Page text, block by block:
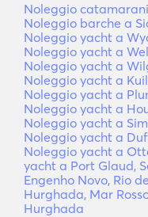
Noleggio
Noleggio barche a
Noleggio yacht a
Noleggio yacht a
Noleggio yacht a
Noleggio yacht a
Noleggio yacht a
Noleggio yacht a
Noleggio yacht a
Noleggio yacht a
Noleggio yacht a
yacht a Port Glaud,
Engenho Novo, Rio
Hurghada, Mar
Hurghada